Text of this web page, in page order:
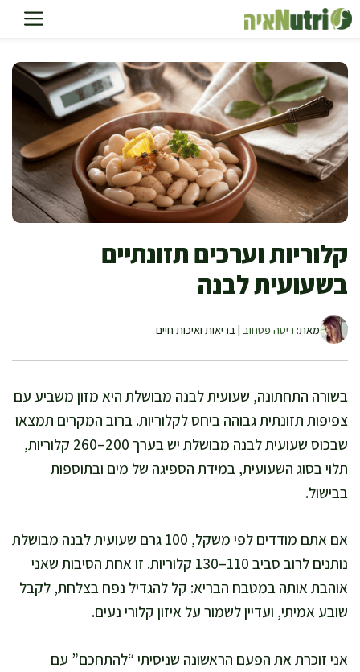
לדלג
לתוכן
קלוריות וערכים תזונתיים
בשעועית לבנה
מאת: ריטה פסחוב | בריאות ואיכות חיים
בשורה התחתונה, שעועית לבנה מבושלת היא מזון משביע עם
צפיפות תזונתית גבוהה ביחס לקלוריות. ברוב המקרים תמצאו
שבכוס שעועית לבנה מבושלת יש בערך 200–260 קלוריות,
תלוי בסוג השעועית, במידת הספיגה של מים ובתוספות
בבישול.
אם אתם מודדים לפי משקל, 100 גרם שעועית לבנה מבושלת
נותנים לרוב סביב 110–130 קלוריות. זו אחת הסיבות שאני
אוהבת אותה במטבח הבריא: קל להגדיל נפח בצלחת, לקבל
שובע אמיתי, ועדיין לשמור על איזון קלורי נעים.
אני זוכרת את הפעם הראשונה שניסיתי “להתחכם” עם